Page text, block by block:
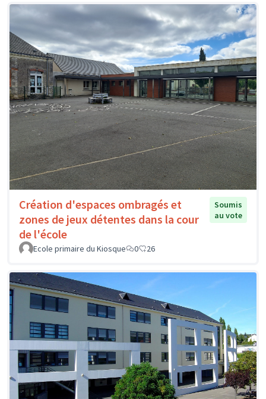
Création d'espaces ombragés et
zones de jeux détentes dans la cour
de l'école
Soumis
au vote
Ecole primaire du Kiosque 0 26